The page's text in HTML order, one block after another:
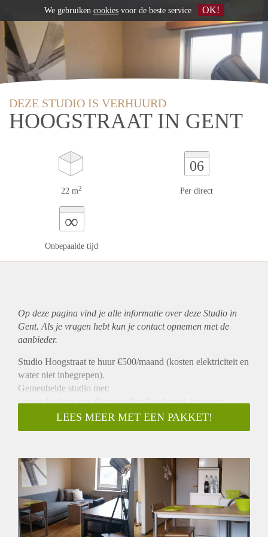
DEZE STUDIO IS VERHUURD
HOOGSTRAAT IN GENT
22 m2
06
Per direct
∞
Onbepaalde tijd
Op deze pagina vind je alle informatie over deze Studio in
Gent. Als je vragen hebt kun je contact opnemen met de
aanbieder.
Studio Hoogstraat te huur €500/maand (kosten elektriciteit en
water niet inbegrepen).
Gemeubelde studio met:
- eigen keuken met alle toestellen (kookplaat, frigo met
vriesvak en microgolfoven)
- kasten, een tweepersoonsbed en bureau
Ligging:
- Op 9 min stappen van Odisee Technologiecampus Gent
- Recht over Sint-Lucas faculteit architectuur campus
Hoogstraat
- Op 10 min wandelen van de korenmarkt
- 2 tramhaltes op minder dan 5 min stappen nl. Burgstraat
LEES MEER MET EEN PAKKET!
We gebruiken cookies voor de beste service OK!